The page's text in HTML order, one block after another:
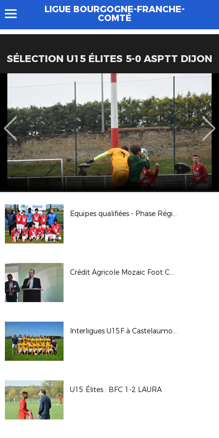
LIGUE BOURGOGNE-FRANCHE-
COMTÉ
SÉLECTION U15 ÉLITES 5-0 ASPTT DIJON
Equipes qualifiées - Phase Régionale U13 Pitch 2018
Crédit Agricole Mozaic Foot Challenge
Interligues U15F à Castelaumou - Avril 2018
U15 Élites : BFC 1-2 LAURA